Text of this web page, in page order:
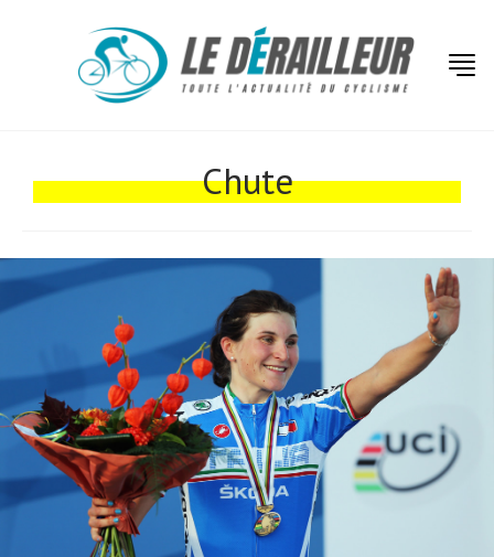
Chute
Technologies
Tests de produits
Conseils
Tous nos articles
À propos